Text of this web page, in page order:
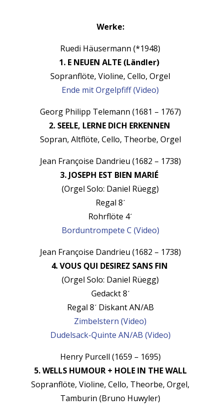
Werke:
Rue­di Häuser­mann (*1948)
1. E NEUEN ALTE (Ländler)
Sopran­flöte, Vio­line, Cel­lo, Orgel
Ende mit Orgelp­fiff (Video)
Georg Philipp Tele­mann (1681 – 1767)
2. SEELE, LERNE DICH ERKENNEN
Sopran, Alt­flöte, Cel­lo, The­o­rbe, Orgel
Jean Françoise Dan­drieu (1682 – 1738)
3. JOSEPH EST BIEN MARIÉ
(Orgel Solo: Daniel Rüegg)
Regal 8ˊ
Rohrflöte 4ˊ
Bor­dun­trompete C (Video)
Jean Françoise Dan­drieu (1682 – 1738)
4. VOUS QUI DESIREZ SANS FIN
(Orgel Solo: Daniel Rüegg)
Gedackt 8ˊ
Regal 8ˊ Diskant AN/AB
Zim­bel­stern (Video)
Dudel­sack-Quinte AN/AB (Video)
Hen­ry Pur­cell (1659 – 1695)
5. WELLS HUMOUR + HOLE IN THE WALL
Sopran­flöte, Vio­line, Cel­lo, The­o­rbe, Orgel,
Tam­burin (Bruno Huwyler)